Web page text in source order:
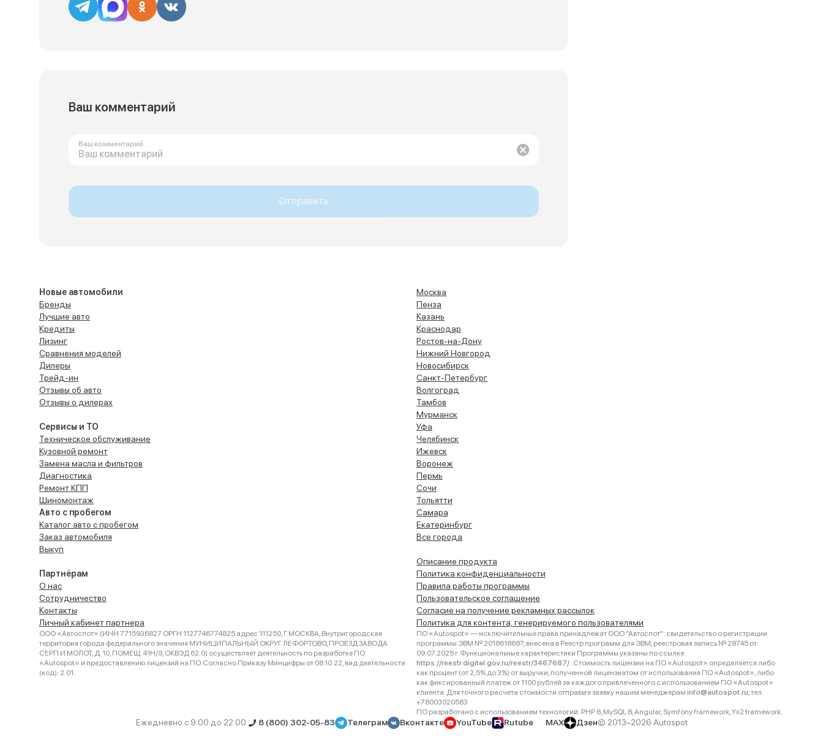
Ваш комментарий
Ваш комментарий
Отправить
Новые автомобили
Бренды
Лучшие авто
Кредиты
Лизинг
Сравнения моделей
Дилеры
Трейд-ин
Отзывы об авто
Отзывы о дилерах
Сервисы и ТО
Техническое обслуживание
Кузовной ремонт
Замена масла и фильтров
Диагностика
Ремонт КПП
Шиномонтаж
Авто с пробегом
Каталог авто с пробегом
Заказ автомобиля
Выкуп
Партнёрам
О нас
Сотрудничество
Контакты
Личный кабинет партнера
Москва
Пенза
Казань
Краснодар
Ростов-на-Дону
Нижний Новгород
Новосибирск
Санкт-Петербург
Волгоград
Тамбов
Мурманск
Уфа
Челябинск
Ижевск
Воронеж
Пермь
Сочи
Тольятти
Самара
Екатеринбург
Все города
Описание продукта
Политика конфиденциальности
Правила работы программы
Пользовательское соглашение
Согласие на получение рекламных рассылок
Политика для контента, генерируемого пользователями
ООО «Автоспот» (ИНН 7715936827 ОРГН 1127746774825 адрес 111250, Г.МОСКВА, Внутригородская
территория города федерального значения МУНИЦИПАЛЬНЫЙ ОКРУГ ЛЕФОРТОВО, ПРОЕЗД ЗАВОДА
СЕРП И МОЛОТ, Д. 10, ПОМЕЩ. 41Н/9, ОКВЭД 62.0) осуществляет деятельность по разработке ПО
«Autospot» и предоставлению лицензий на ПО. Согласно Приказу Минцифры от 08.10.22, вид деятельности
(код): 2.01.
ПО «Autospot» — исключительные права принадлежат ООО "Автоспот": свидетельство о регистрации
программы ЭВМ № 2018618687, внесена в Реестр программ для ЭВМ, реестровая запись № 28745 от
09.07.2025 г. Функциональные характеристики Программы указаны по ссылке:
https://reestr.digital.gov.ru/reestr/3467687/ . Стоимость лицензии на ПО «Autospot» определяется либо
как процент (от 2,5% до 3%) от выручки, полученной лицензиатом от использования ПО «Autospot», либо
как фиксированный платеж от 1100 рублей за каждого привлеченного с использованием ПО «Autospot»
клиента. Для точного расчета стоимости отправьте заявку нашим менеджерам info@autospot.ru, тел.
+78003020583
ПО разработано с использованием технологий: PHP 8, MySQL 8, Angular, Symfony framework, Yii2 framework.
Ежедневно с 9:00 до 22:00 8 (800) 302-05-83 Телеграм Вконтакте YouTube Rutube MAX Дзен© 2013–2026 Autospot